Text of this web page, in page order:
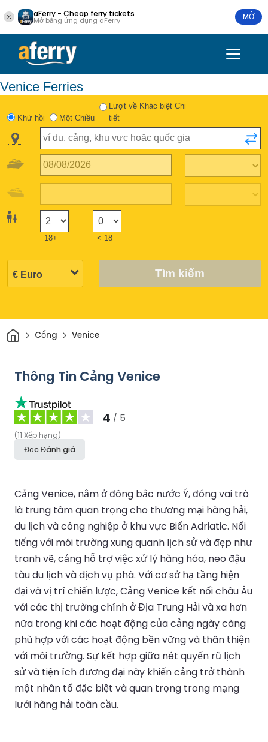
aFerry - Cheap ferry tickets
Mở bằng ứng dụng aFerry MỞ
Venice Ferries
Khứ hồi Một Chiều
Lượt về Khác biệt Chi
tiết
18+ < 18
Tìm kiếm
Trang chủ
Cổng Venice
Thông Tin Cảng Venice
4 / 5
(11 Xếp hạng)
Đọc Đánh giá
Cảng Venice, nằm ở đông bắc nước Ý, đóng vai trò
là trung tâm quan trọng cho thương mại hàng hải,
du lịch và công nghiệp ở khu vực Biển Adriatic. Nổi
tiếng với môi trường xung quanh lịch sử và đẹp như
tranh vẽ, cảng hỗ trợ việc xử lý hàng hóa, neo đậu
tàu du lịch và dịch vụ phà. Với cơ sở hạ tầng hiện
đại và vị trí chiến lược, Cảng Venice kết nối châu Âu
với các thị trường chính ở Địa Trung Hải và xa hơn
nữa trong khi các hoạt động của cảng ngày càng
phù hợp với các hoạt động bền vững và thân thiện
với môi trường. Sự kết hợp giữa nét quyến rũ lịch
sử và tiện ích đương đại này khiến cảng trở thành
một nhân tố đặc biệt và quan trọng trong mạng
lưới hàng hải toàn cầu.